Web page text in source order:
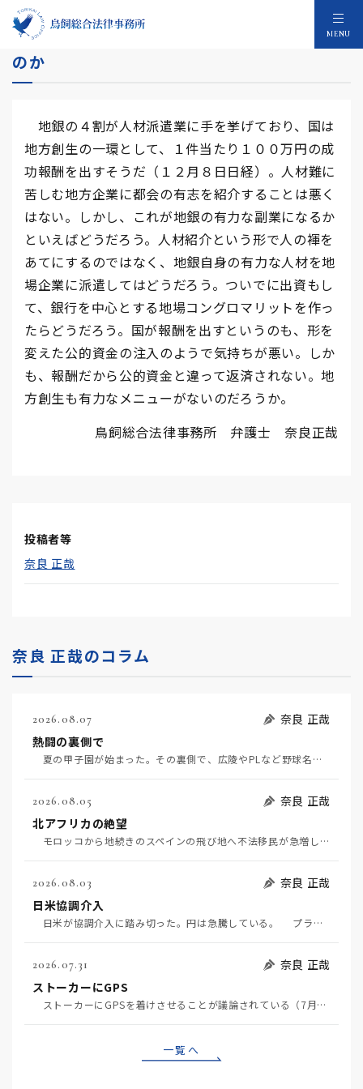
MENU
地銀の人材派遣業は地銀の有力な副業になる
のか
地銀の４割が人材派遣業に手を挙げており、国は
地方創生の一環として、１件当たり１００万円の成
功報酬を出すそうだ（１２月８日日経）。人材難に
苦しむ地方企業に都会の有志を紹介することは悪く
はない。しかし、これが地銀の有力な副業になるか
といえばどうだろう。人材紹介という形で人の褌を
あてにするのではなく、地銀自身の有力な人材を地
場企業に派遣してはどうだろう。ついでに出資もし
て、銀行を中心とする地場コングロマリットを作っ
たらどうだろう。国が報酬を出すというのも、形を
変えた公的資金の注入のようで気持ちが悪い。しか
も、報酬だから公的資金と違って返済されない。地
方創生も有力なメニューがないのだろうか。
鳥飼総合法律事務所 弁護士 奈良正哉
投稿者等
奈良 正哉
奈良 正哉のコラム
2026.08.07
奈良 正哉
熱闘の裏側で
夏の甲子園が始まった。その裏側で、広陵やPLなど野球名門校（だった）の不祥事のその後について、「熱…
2026.08.05
奈良 正哉
北アフリカの絶望
モロッコから地続きのスペインの飛び地へ不法移民が急増していて、当地の大問題となっている。「海を泳い…
2026.08.03
奈良 正哉
日米協調介入
日米が協調介入に踏み切った。円は急騰している。 プラザ合意以降、協調介入は為替相場の転機になって…
2026.07.31
奈良 正哉
ストーカーにGPS
ストーカーにGPSを着けさせることが議論されている（7月29日日経）。反対派は「ストーカーにも人権…
一覧へ